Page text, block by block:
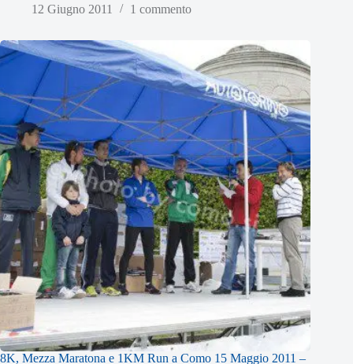
12 Giugno 2011
1 commento
8K, Mezza Maratona e 1KM Run a Como 15 Maggio 2011 –